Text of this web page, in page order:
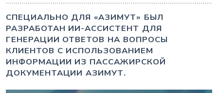
СПЕЦИАЛЬНО ДЛЯ «АЗИМУТ» БЫЛ
РАЗРАБОТАН ИИ-АССИСТЕНТ ДЛЯ
ГЕНЕРАЦИИ ОТВЕТОВ НА ВОПРОСЫ
КЛИЕНТОВ С ИСПОЛЬЗОВАНИЕМ
ИНФОРМАЦИИ ИЗ ПАССАЖИРСКОЙ
ДОКУМЕНТАЦИИ АЗИМУТ.